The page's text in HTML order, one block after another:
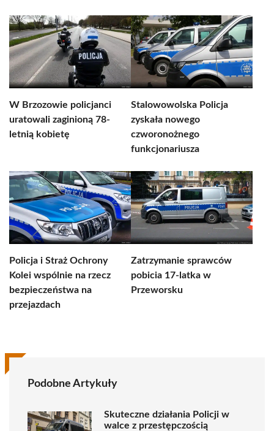
W Brzozowie policjanci
uratowali zaginioną 78-
letnią kobietę
Stalowowolska Policja
zyskała nowego
czworonożnego
funkcjonariusza
Policja i Straż Ochrony
Kolei wspólnie na rzecz
bezpieczeństwa na
przejazdach
Zatrzymanie sprawców
pobicia 17-latka w
Przeworsku
Podobne Artykuły
Skuteczne działania Policji w
walce z przestępczością